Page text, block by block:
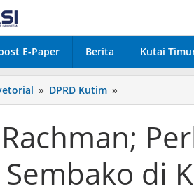
E-Paper Berita Kutai
» DPRD Kutim »
Rachman;
Stok
dan
Sembako
Sembako di